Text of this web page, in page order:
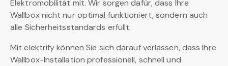
Elektromobilität mit. Wir sorgen dafür, dass Ihre
Wallbox nicht nur optimal funktioniert, sondern auch
alle Sicherheitsstandards erfüllt.
Mit elektrify können Sie sich darauf verlassen, dass Ihre
Wallbox-Installation professionell, schnell und